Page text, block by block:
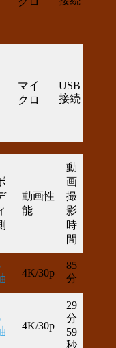
マイ
クロ
USB
接続
動画性
能
動
画
撮
影
時
間
4K/30p
85
分
4K/30p
29
分
59
秒